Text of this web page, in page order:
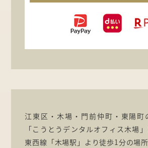
江東区・木場・門前仲町・東陽町
「こうとうデンタルオフィス木場
東西線「木場駅」より徒歩1分の場